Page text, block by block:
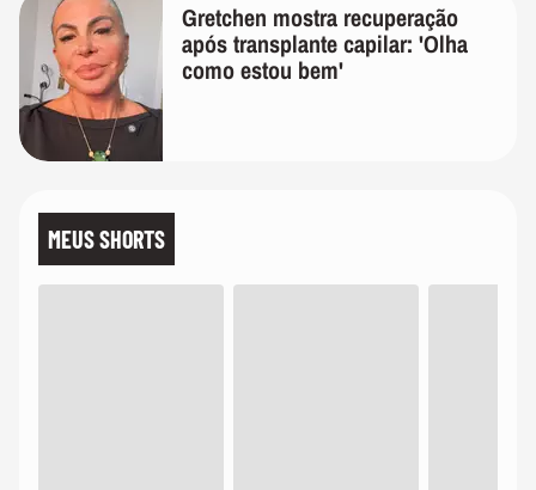
Gretchen mostra recuperação
após transplante capilar: 'Olha
como estou bem'
MEUS SHORTS